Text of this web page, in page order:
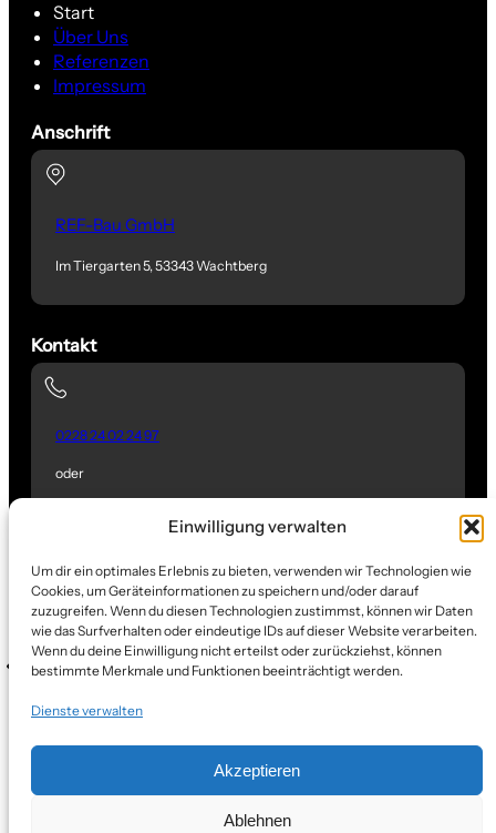
Einwilligung verwalten
Um dir ein optimales Erlebnis zu bieten, verwenden wir Technologien wie
Cookies, um Geräteinformationen zu speichern und/oder darauf
zuzugreifen. Wenn du diesen Technologien zustimmst, können wir Daten
wie das Surfverhalten oder eindeutige IDs auf dieser Website verarbeiten.
Wenn du deine Einwilligung nicht erteilst oder zurückziehst, können
bestimmte Merkmale und Funktionen beeinträchtigt werden.
Dienste verwalten
Akzeptieren
Ablehnen
Start
Über Uns
Referenzen
Impressum
Anschrift
REF-Bau GmbH
Im Tiergarten 5, 53343 Wachtberg
Kontakt
0228 24 02 24 97
oder
Partner und Lieferanten